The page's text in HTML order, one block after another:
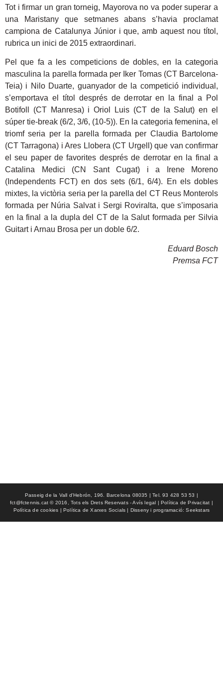
Tot i firmar un gran torneig, Mayorova no va poder superar a
una Maristany que setmanes abans s’havia proclamat
campiona de Catalunya Júnior i que, amb aquest nou títol,
rubrica un inici de 2015 extraordinari.
Pel que fa a les competicions de dobles, en la categoria
masculina la parella formada per Iker Tomas (CT Barcelona-
Teia) i Nilo Duarte, guanyador de la competició individual,
s’emportava el títol després de derrotar en la final a Pol
Botifoll (CT Manresa) i Oriol Luis (CT de la Salut) en el
súper tie-break (6/2, 3/6, (10-5)). En la categoria femenina, el
triomf seria per la parella formada per Claudia Bartolome
(CT Tarragona) i Ares Llobera (CT Urgell) que van confirmar
el seu paper de favorites després de derrotar en la final a
Catalina Medici (CN Sant Cugat) i a Irene Moreno
(Independents FCT) en dos sets (6/1, 6/4). En els dobles
mixtes, la victòria seria per la parella del CT Reus Monterols
formada per Núria Salvat i Sergi Roviralta, que s’imposaria
en la final a la dupla del CT de la Salut formada per Silvia
Guitart i Arnau Brosa per un doble 6/2.
Eduard Bosch
Premsa FCT
Passeig de la Vall d'Hebrón, 196. Barcelona 08035 | Tel. 93 428 53 53 |
fct@fctennis.cat © 2016, Tots els Drets Reservats - Avís legal | Política de Privacitat |
Política de cookies | Política de Xarxes Socials | Disseny i programació: Seekstars